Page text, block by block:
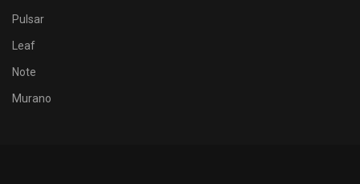
Pulsar
Leaf
Note
Murano